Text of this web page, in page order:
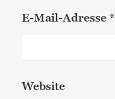
E-Mail-Adresse *
Website